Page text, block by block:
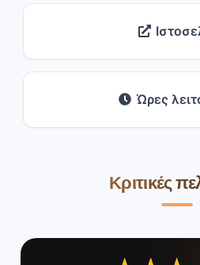
Ώρες
Κριτικές